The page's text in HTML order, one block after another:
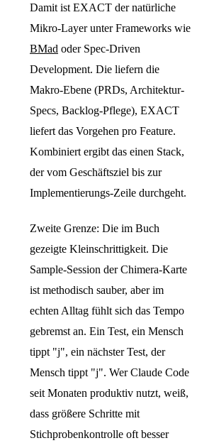
Damit ist EXACT der natürliche
Mikro-Layer unter Frameworks wie
BMad oder Spec-Driven
Development. Die liefern die
Makro-Ebene (PRDs, Architektur-
Specs, Backlog-Pflege), EXACT
liefert das Vorgehen pro Feature.
Kombiniert ergibt das einen Stack,
der vom Geschäftsziel bis zur
Implementierungs-Zeile durchgeht.
Zweite Grenze: Die im Buch
gezeigte Kleinschrittigkeit. Die
Sample-Session der Chimera-Karte
ist methodisch sauber, aber im
echten Alltag fühlt sich das Tempo
gebremst an. Ein Test, ein Mensch
tippt "j", ein nächster Test, der
Mensch tippt "j". Wer Claude Code
seit Monaten produktiv nutzt, weiß,
dass größere Schritte mit
Stichprobenkontrolle oft besser